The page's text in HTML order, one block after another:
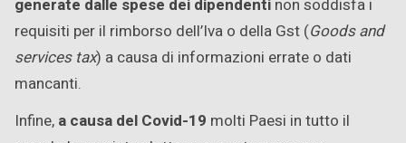
generate dalle spese dei dipendenti non soddisfa i
requisiti per il rimborso dell’Iva o della Gst (Goods and
services tax) a causa di informazioni errate o dati
mancanti.
Infine, a causa del Covid-19 molti Paesi in tutto il